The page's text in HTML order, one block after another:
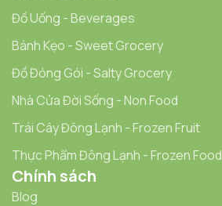
Đồ Uống - Beverages
Bánh Kẹo - Sweet Grocery
Đồ Đóng Gói - Salty Grocery
Nhà Cửa Đời Sống - Non Food
Trái Cây Đông Lạnh - Frozen Fruit
Thực Phẩm Đông Lạnh - Frozen Food
Chính sách
Blog